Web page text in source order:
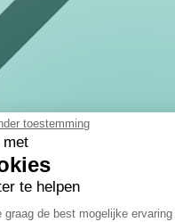
toestemming
met
te helpen
graag de best mogelijke